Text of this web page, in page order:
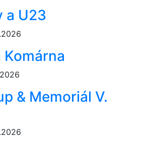
a U23
& Memoriál V.